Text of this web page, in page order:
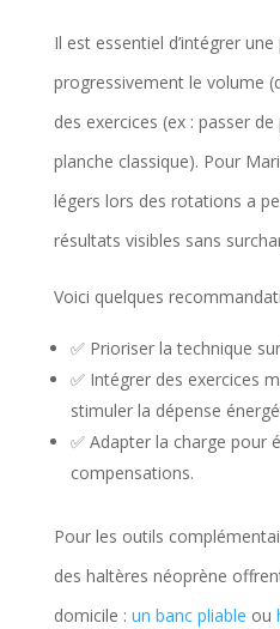
Il est essentiel d’intégrer
progressivement le volume
des exercices (ex : passer
planche classique). Pour
légers lors des rotations a
résultats visibles sans
Voici quelques
✅ Prioriser la technique
✅ Intégrer des exercices
stimuler la dépense
✅ Adapter la charge pour
compensations.
Pour les outils
des haltères néoprène
domicile : un banc pliable ou